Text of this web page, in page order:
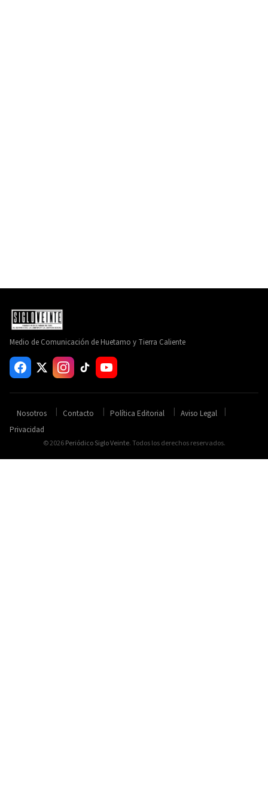
Medio de Comunicación de Huetamo y Tierra Caliente
Nosotros Contacto Política Editorial
Aviso Legal
Privacidad
© 2026Periódico Siglo Veinte. Todos los derechos reservados.